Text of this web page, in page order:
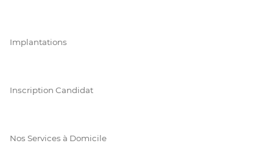
Implantations
Inscription Candidat
Nos Services à Domicile